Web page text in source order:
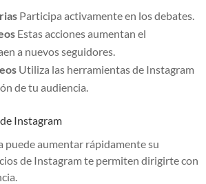
Participa activamente en los debates.
Estas acciones aumentan el
a nuevos seguidores.
Utiliza las herramientas de Instagram
de tu audiencia.
Instagram
puede aumentar rápidamente su
de Instagram te permiten dirigirte con